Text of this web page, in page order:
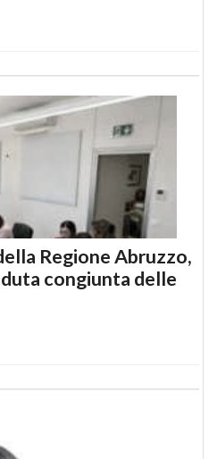
Regione Abruzzo,
congiunta delle